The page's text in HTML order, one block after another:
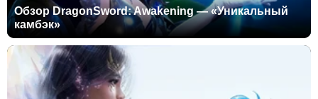
Обзор DragonSword: Awakening — «Уникальный
камбэк»